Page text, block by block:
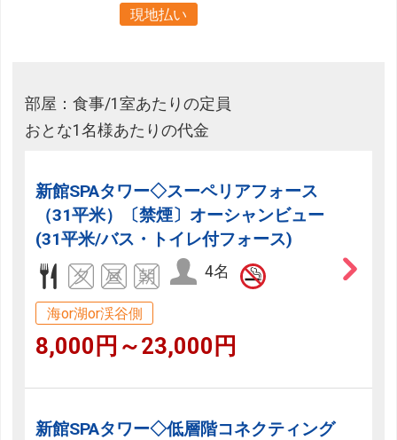
現地払い
部屋：食事/1室あたりの定員
おとな1名様あたりの代金
新館SPAタワー◇スーペリアフォース
（31平米）〔禁煙〕オーシャンビュー
(31平米/バス・トイレ付フォース)
4名
海or湖or渓谷側
8,000円～23,000円
新館SPAタワー◇低層階コネクティング